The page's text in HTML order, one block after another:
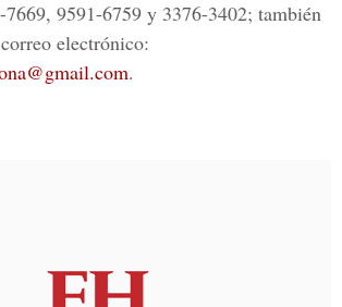
9591-6759 y 3376-3402; también
electrónico:
.